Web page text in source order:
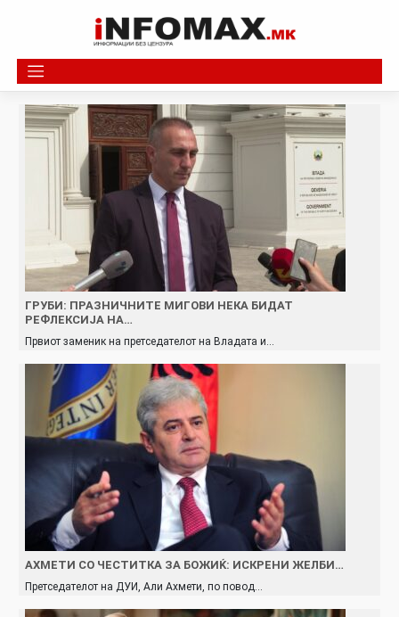
ГРУБИ: ПРАЗНИЧНИТЕ МИГОВИ НЕКА БИДАТ
РЕФЛЕКСИЈА НА…
Првиот заменик на претседателот на Владата и…
АХМЕТИ СО ЧЕСТИТКА ЗА БОЖИЌ: ИСКРЕНИ ЖЕЛБИ…
Претседателот на ДУИ, Али Ахмети, по повод…